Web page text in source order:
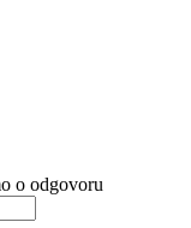
o odgovoru